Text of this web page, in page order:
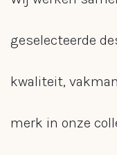
geselecteerde
kwaliteit,
merk in onze